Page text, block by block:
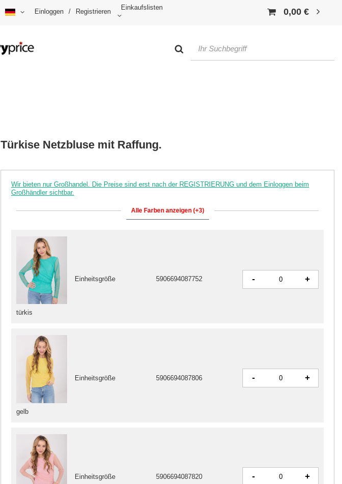
Einloggen / Registrieren
Einkaufslisten 0,00 €
Türkise Netzbluse mit Raffung.
Wir bieten nur Großhandel. Die Preise sind erst nach der REGISTRIERUNG und dem Einloggen beim
Großhändler sichtbar.
Alle Farben anzeigen (+3)
gelb
Einheitsgröße 5906694087806 - +
Einheitsgröße 5906694087820 - +
türkis
Einheitsgröße 5906694087752 - +